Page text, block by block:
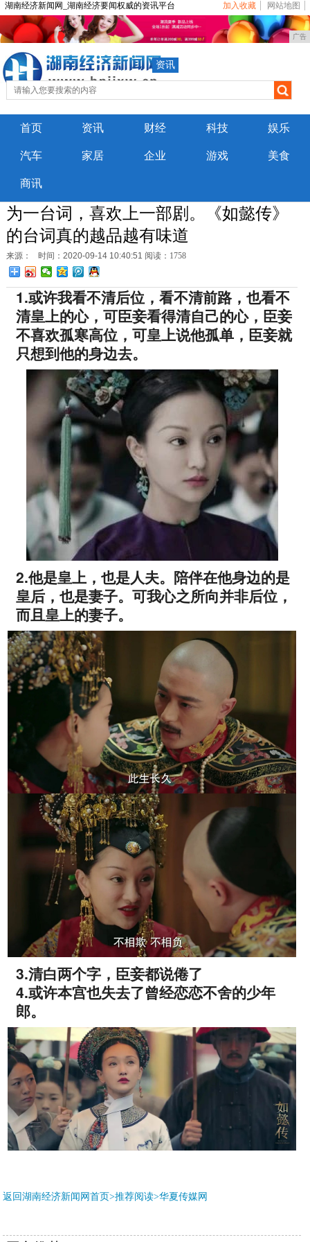
湖南经济新闻网_湖南经济要闻权威的资讯平台 加入收藏 网站地图
广告
资讯
首页 资讯 财经 科技 娱乐
汽车 家居 企业 游戏 美食
商讯
为一台词，喜欢上一部剧。《如懿传》
的台词真的越品越有味道
来源： 时间：2020-09-14 10:40:51 阅读：1758
1.或许我看不清后位，看不清前路，也看不
清皇上的心，可臣妾看得清自己的心，臣妾
不喜欢孤寒高位，可皇上说他孤单，臣妾就
只想到他的身边去。
2.他是皇上，也是人夫。陪伴在他身边的是
皇后，也是妻子。可我心之所向并非后位，
而且皇上的妻子。
3.清白两个字，臣妾都说倦了
4.或许本宫也失去了曾经恋恋不舍的少年
郎。
返回湖南经济新闻网首页>推荐阅读>华夏传媒网